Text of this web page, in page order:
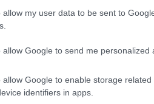
allow my user data to be sent to
allow Google to send me personalized
allow Google to enable storage
identifiers in apps.
míg 11
és a